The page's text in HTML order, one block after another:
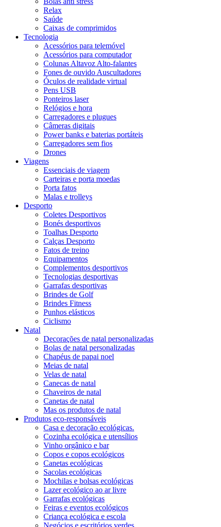
Relax
Saúde
Caixas de comprimidos
Tecnologia
Acessórios para telemóvel
Acessórios para computador
Colunas Altavoz Alto-falantes
Fones de ouvido Auscultadores
Óculos de realidade virtual
Pens USB
Ponteiros laser
Relógios e hora
Carregadores e plugues
Câmeras digitais
Power banks e baterias portáteis
Carregadores sem fios
Drones
Viagens
Essenciais de viagem
Carteiras e porta moedas
Porta fatos
Malas e trolleys
Desporto
Coletes Desportivos
Bonés desportivos
Toalhas Desporto
Calças Desporto
Fatos de treino
Equipamentos
Complementos desportivos
Tecnologias desportivas
Garrafas desportivas
Brindes de Golf
Brindes Fitness
Punhos elásticos
Ciclismo
Natal
Decorações de natal personalizadas
Bolas de natal personalizadas
Chapéus de papai noel
Meias de natal
Velas de natal
Canecas de natal
Chaveiros de natal
Canetas de natal
Mas os produtos de natal
Produtos eco-responsáveis
Casa e decoração ecológicas.
Cozinha ecológica e utensílios
Vinho orgânico e bar
Copos e copos ecológicos
Canetas ecológicas
Sacolas ecológicas
Mochilas e bolsas ecológicas
Lazer ecológico ao ar livre
Garrafas ecológicas
Feiras e eventos ecológicos
Criança ecológica e escola
Negócios e escritórios verdes